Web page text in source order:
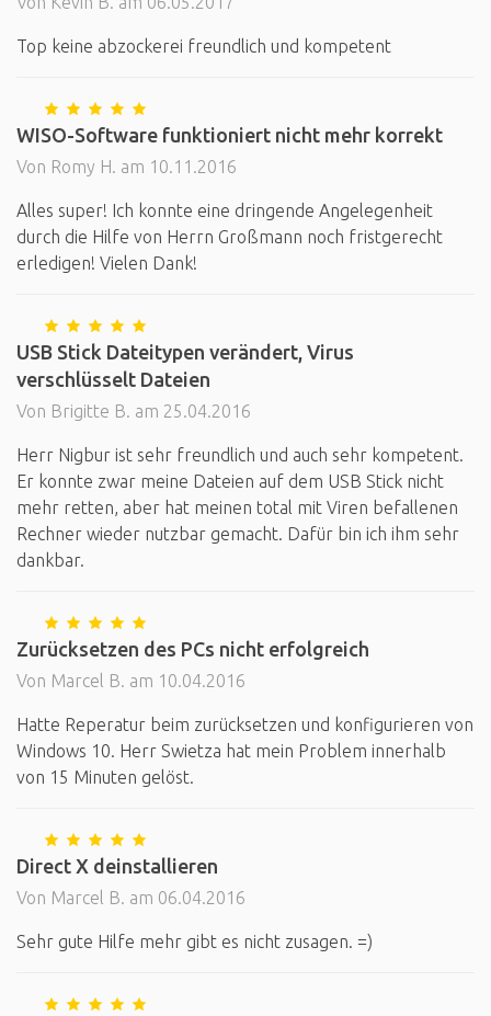
Top keine abzockerei freundlich und kompetent
WISO-Software funktioniert nicht mehr korrekt
Von Romy H. am 10.11.2016
Alles super! Ich konnte eine dringende Angelegenheit
durch die Hilfe von Herrn Großmann noch fristgerecht
erledigen! Vielen Dank!
USB Stick Dateitypen verändert, Virus
verschlüsselt Dateien
Von Brigitte B. am 25.04.2016
Herr Nigbur ist sehr freundlich und auch sehr kompetent.
Er konnte zwar meine Dateien auf dem USB Stick nicht
mehr retten, aber hat meinen total mit Viren befallenen
Rechner wieder nutzbar gemacht. Dafür bin ich ihm sehr
dankbar.
Zurücksetzen des PCs nicht erfolgreich
Von Marcel B. am 10.04.2016
Hatte Reperatur beim zurücksetzen und konfigurieren von
Windows 10. Herr Swietza hat mein Problem innerhalb
von 15 Minuten gelöst.
Direct X deinstallieren
Von Marcel B. am 06.04.2016
Sehr gute Hilfe mehr gibt es nicht zusagen. =)